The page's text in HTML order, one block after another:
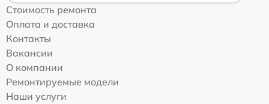
Стоимость ремонта
Оплата и доставка
Контакты
Вакансии
О компании
Ремонтируемые модели
Наши услуги